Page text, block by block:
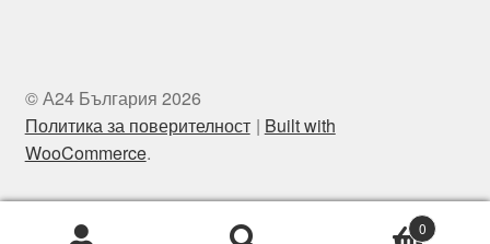
© А24 България 2026
Политика за поверителност
Built with
WooCommerce.
Търсене
Търсене
0